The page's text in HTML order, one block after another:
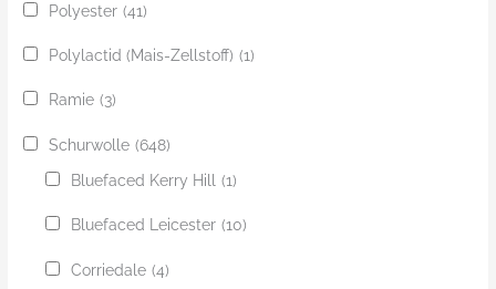
Polyester (41)
Polylactid (Mais-Zellstoff) (1)
Ramie (3)
Schurwolle (648)
Bluefaced Kerry Hill
(1)
Bluefaced Leicester (10)
Corriedale (4)